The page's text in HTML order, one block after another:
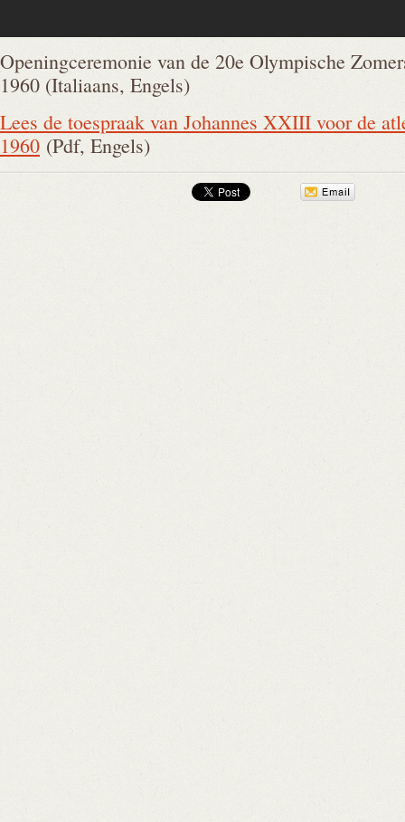
Openingceremonie van de 20e Olympische
1960 (Italiaans, Engels)
Lees de toespraak van Johannes XXIII voor de
1960 (Pdf, Engels)